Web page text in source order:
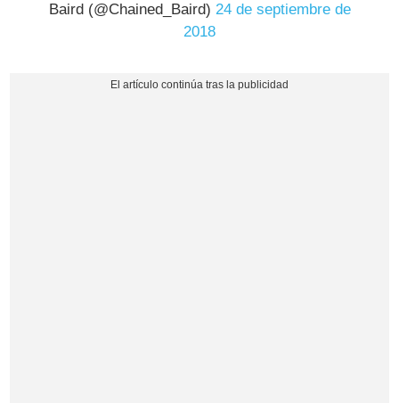
Baird (@Chained_Baird) 24 de septiembre de
2018